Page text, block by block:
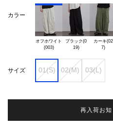
カラー
オフホワイト
(003)
ブラック(0
19)
カーキ(02
サイズ 01(S) 02(M) 03(L)
再入荷お